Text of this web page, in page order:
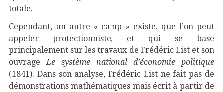
totale.
Cependant, un autre « camp » existe, que l’on peut
appeler protectionniste, et qui se base
principalement sur les travaux de Frédéric List et son
ouvrage Le système national d’économie politique
(1841). Dans son analyse, Frédéric List ne fait pas de
démonstrations mathématiques mais écrit à partir de